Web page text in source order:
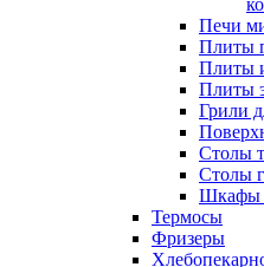
Печи
Плиты
Плиты
Плиты
Грили
Столы
Столы
Шкафы
Термосы
Фризеры